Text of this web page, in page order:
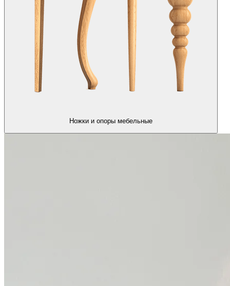
Ножки и опоры мебельные